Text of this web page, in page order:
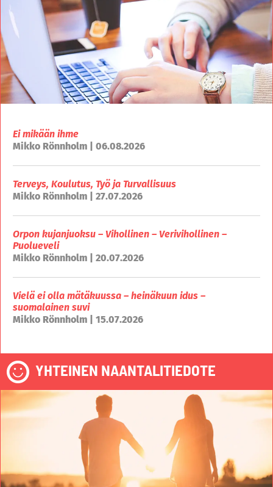
Ei mikään ihme
Mikko Rönnholm | 06.08.2026
Terveys, Koulutus, Työ ja Turvallisuus
Mikko Rönnholm | 27.07.2026
Orpon kujanjuoksu – Vihollinen – Verivihollinen –
Puolueveli
Mikko Rönnholm | 20.07.2026
Vielä ei olla mätäkuussa – heinäkuun idus –
suomalainen suvi
Mikko Rönnholm | 15.07.2026
YHTEINEN NAANTALITIEDOTE